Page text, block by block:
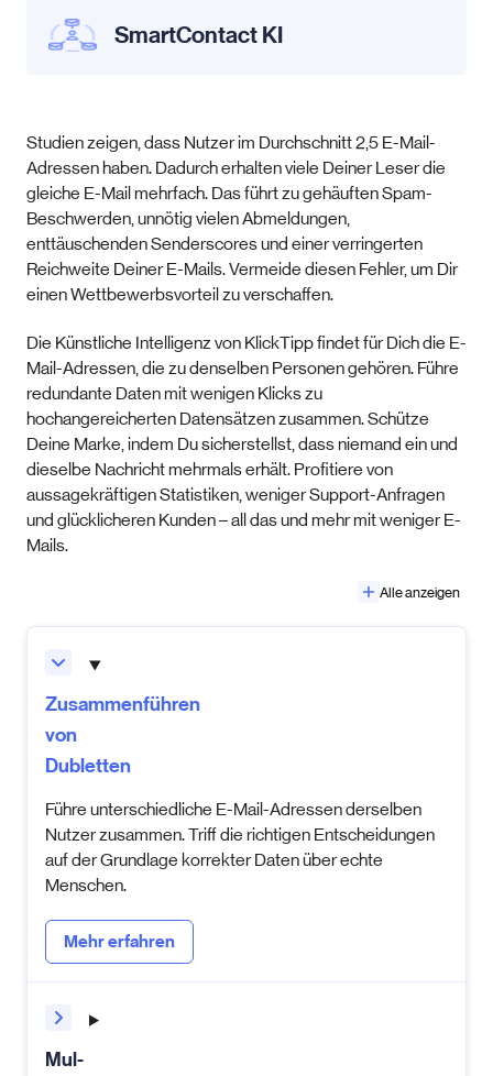
SmartContact KI
Studien zeigen, dass Nutzer im Durchschnitt 2,5 E-Mail-
Adressen haben. Dadurch erhalten viele Deiner Leser die
gleiche E-Mail mehrfach. Das führt zu gehäuften Spam-
Beschwerden, unnötig vielen Abmeldungen,
enttäuschenden Senderscores und einer verringerten
Reichweite Deiner E-Mails. Vermeide diesen Fehler, um Dir
einen Wettbewerbsvorteil zu verschaffen.
Die Künstliche Intelligenz von KlickTipp findet für Dich die E-
Mail-Adressen, die zu denselben Personen gehören. Führe
redundante Daten mit wenigen Klicks zu
hochangereicherten Datensätzen zusammen. Schütze
Deine Marke, indem Du sicherstellst, dass niemand ein und
dieselbe Nachricht mehrmals erhält. Profitiere von
aussagekräftigen Statistiken, weniger Support-Anfragen
und glücklicheren Kunden – all das und mehr mit weniger E-
Mails.
Alle anzeigen
Zusammenführen
von
Dubletten
Führe unterschiedliche E-Mail-Adressen derselben
Nutzer zusammen. Triff die richtigen Entscheidungen
auf der Grundlage korrekter Daten über echte
Menschen.
Mehr erfahren
Mul­